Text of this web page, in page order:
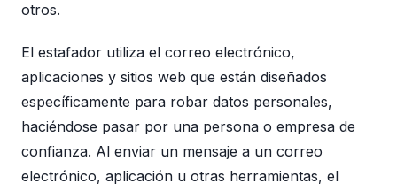
otros.
El estafador utiliza el correo electrónico,
aplicaciones y sitios web que están diseñados
específicamente para robar datos personales,
haciéndose pasar por una persona o empresa de
confianza. Al enviar un mensaje a un correo
electrónico, aplicación u otras herramientas, el